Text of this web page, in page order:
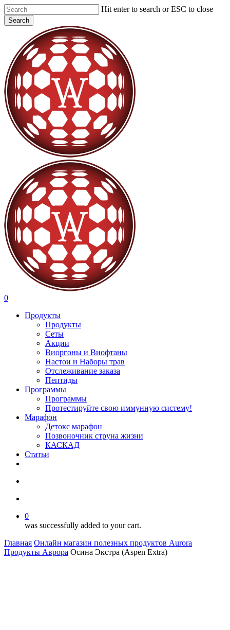
Skip
to
main
Hit enter to search or ESC to close
Search
search
account
0
Продукты
Продукты
Сеты
Акции
Виоргоны и Виофтаны
Настои и Наборы трав
Отслеживание заказа
Пептиды
Программы
Программы
Протестируйте свою иммунную систему!
Марафон
Детокс марафон
Позвоночник струна жизни
КАСКАД
Статьи
0
was successfully added to your cart.
Главная Онлайн магазин полезных продуктов Aurora
Продукты Аврора Осина Экстра (Aspen Extra)